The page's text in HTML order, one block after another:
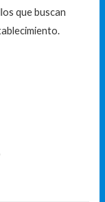
que buscan